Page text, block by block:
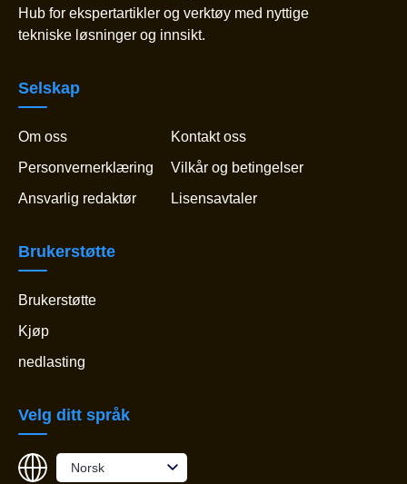
Hub for ekspertartikler og verktøy med nyttige
tekniske løsninger og innsikt.
Selskap
Om oss
Kontakt oss
Personvernerklæring
Vilkår og betingelser
Ansvarlig redaktør
Lisensavtaler
Brukerstøtte
Brukerstøtte
Kjøp
nedlasting
Velg ditt språk
Norsk